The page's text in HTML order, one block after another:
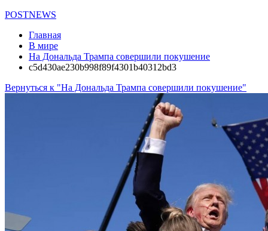
POSTNEWS
Главная
В мире
На Дональда Трампа совершили покушение
c5d430ae230b998f89f4301b40312bd3
Вернуться к "На Дональда Трампа совершили покушение"